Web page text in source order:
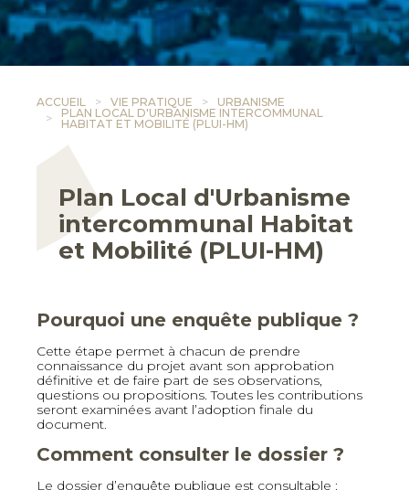
ACCUEIL VIE PRATIQUE
URBANISME
PLAN LOCAL D'URBANISME INTERCOMMUNAL
HABITAT ET MOBILITÉ (PLUI-HM)
Plan Local d'Urbanisme
intercommunal Habitat
et Mobilité (PLUI-HM)
Pourquoi une enquête publique ?
Cette étape permet à chacun de prendre
connaissance du projet avant son approbation
définitive et de faire part de ses observations,
questions ou propositions. Toutes les contributions
seront examinées avant l’adoption finale du
document.
Comment consulter le dossier ?
Le dossier d’enquête publique est consultable :